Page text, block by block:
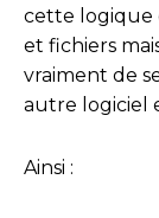
cette logique
et fichiers
vraiment de
autre logiciel
Ainsi :